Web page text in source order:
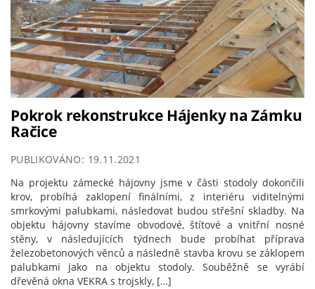
Pokrok rekonstrukce Hájenky na Zámku
Račice
PUBLIKOVÁNO: 19.11.2021
Na projektu zámecké hájovny jsme v části stodoly dokončili
krov, probíhá zaklopení finálními, z interiéru viditelnými
smrkovými palubkami, následovat budou střešní skladby. Na
objektu hájovny stavíme obvodové, štítové a vnitřní nosné
stěny, v následujících týdnech bude probíhat příprava
železobetonových věnců a následně stavba krovu se záklopem
palubkami jako na objektu stodoly. Souběžně se vyrábí
dřevěná okna VEKRA s trojskly, […]